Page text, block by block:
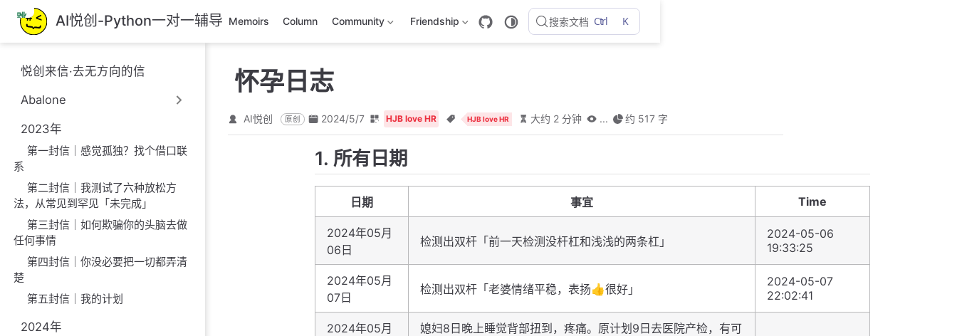
跳
至
主
要
內
AI悦创-Python一对一辅导 Memoirs Column Community Friendship 搜索文档 Ctrl K
悦创来信·去无方向的信
Abalone
2023年
第一封信｜感觉孤独？找个借口联
系
第二封信｜我测试了六种放松方
法，从常见到罕见「未完成」
第三封信｜如何欺骗你的头脑去做
任何事情
第四封信｜你没必要把一切都弄清
楚
第五封信｜我的计划
2024年
怀孕日志
AI悦创 原创 2024/5/7 HJB love HR HJB love HR 大约 2 分钟 ... 约 517 字
1. 所有日期
日期 事宜 Time
2024年05月
06日
检测出双杆「前一天检测没杆杠和浅浅的两条杠」
2024-05-06
19:33:25
2024年05月
07日
检测出双杆「老婆情绪平稳，表扬👍很好」
2024-05-07
22:02:41
2024年05月
媳妇8日晚上睡觉背部扭到，疼痛。原计划9日去医院产检，有可